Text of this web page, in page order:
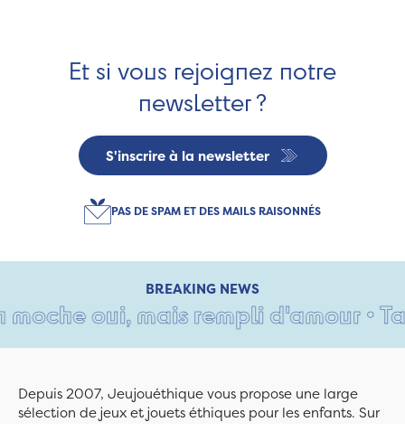
Et si vous rejoignez notre
newsletter ?
S'inscrire à la newsletter
PAS DE SPAM ET DES MAILS RAISONNÉS
BREAKING NEWS
oui, mais rempli d'amour • Tant
Depuis 2007, Jeujouéthique vous propose une large
sélection de jeux et jouets éthiques pour les enfants. Sur